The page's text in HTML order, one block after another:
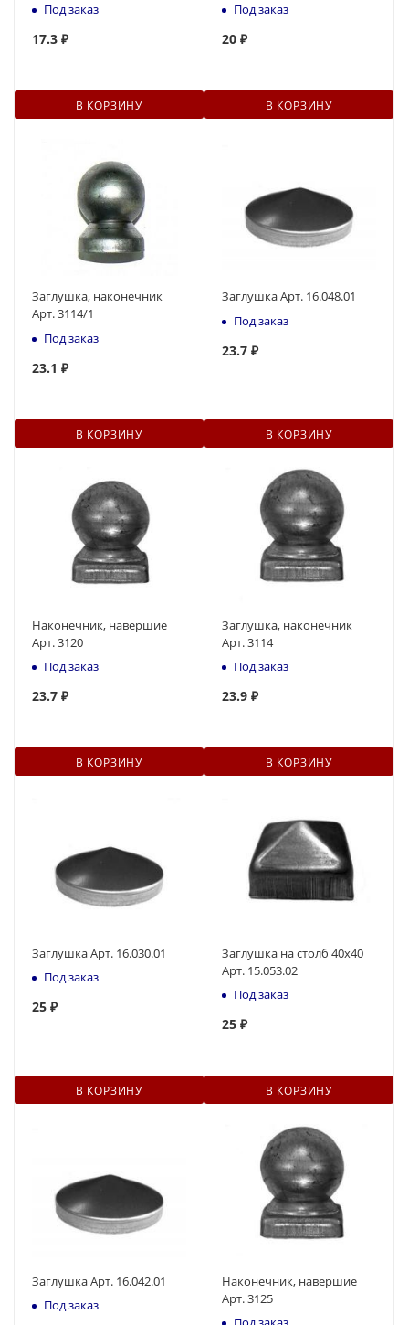
Под заказ
17.3 ₽
В КОРЗИНУ
Под заказ
20 ₽
В КОРЗИНУ
Заглушка, наконечник
Арт. 3114/1
Под заказ
23.1 ₽
В КОРЗИНУ
Заглушка Арт. 16.048.01
Под заказ
23.7 ₽
В КОРЗИНУ
Наконечник, навершие
Арт. 3120
Под заказ
23.7 ₽
В КОРЗИНУ
Заглушка, наконечник
Арт. 3114
Под заказ
23.9 ₽
В КОРЗИНУ
Заглушка Арт. 16.030.01
Под заказ
25 ₽
В КОРЗИНУ
Заглушка на столб 40х40
Арт. 15.053.02
Под заказ
25 ₽
В КОРЗИНУ
Заглушка Арт. 16.042.01
Под заказ
Наконечник, навершие
Арт. 3125